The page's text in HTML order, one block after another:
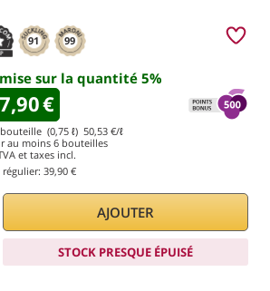
91 99
sur la quantité 5%
€
(0,75 ℓ) 50,53 €/ℓ
au moins6 bouteilles
et taxes incl.
régulier: 39,90 €
AJOUTER
STOCK PRESQUE ÉPUISÉ